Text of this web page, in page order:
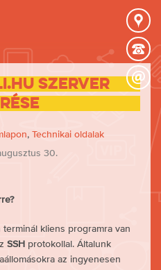
szerver
, Technikai oldalak
30.
kliens programra van
SSH protokollal. Általunk
az ingyenesen